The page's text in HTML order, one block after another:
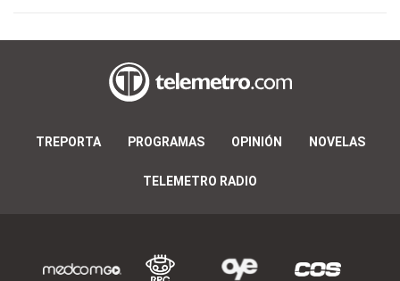
TREPORTA PROGRAMAS OPINIÓN NOVELAS
TELEMETRO RADIO